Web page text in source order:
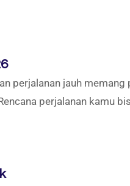
perjalanan jauh
perjalanan kamu